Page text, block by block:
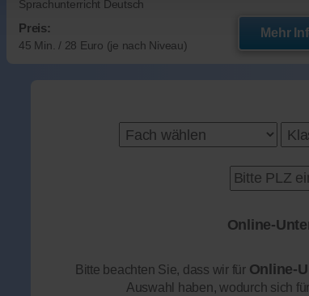
Mehr
Sprachunterricht Deutsch
Preis:
45 Min. / 28 Euro (je nach Niveau)
Online-
Bitte beachten Sie, dass wir für Online-
Auswahl haben, wodurch sich